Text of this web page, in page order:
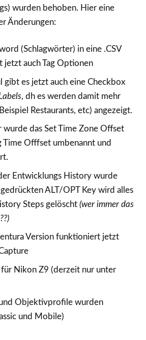
wurden behoben. Hier eine
Änderungen:
(Schlagwörter) in eine .CSV
jetzt auch Tag Optionen
gibt es jetzt auch eine Checkbox
, dh es werden damit mehr
Restaurants, etc) angezeigt.
wurde das Set Time Zone Offset
Time Offfset umbenannt und
Entwicklungs History wurde
ALT/OPT Key wird alles
Steps gelöscht (wer immer das
Version funktioniert jetzt
Nikon Z9 (derzeit nur unter
Objektivprofile wurden
und Mobile)